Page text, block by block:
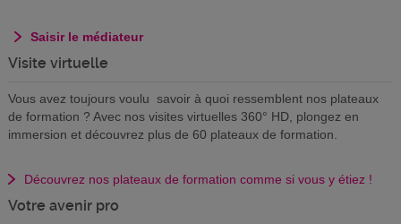
Saisir le médiateur
Visite virtuelle
Vous avez toujours voulu savoir à quoi ressemblent nos plateaux
de formation ? Avec nos visites virtuelles 360° HD, plongez en
immersion et découvrez plus de 60 plateaux de formation.
Découvrez nos plateaux de formation comme si vous y étiez !
Votre avenir pro